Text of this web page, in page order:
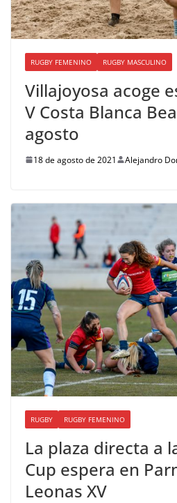
RUGBY FEMENINO RUGBY MASCULINO
Villajoyosa acoge
V Costa Blanca
agosto
18 de agosto de 2021 Alejandro
RUGBY RUGBY FEMENINO
La plaza directa a
Cup espera en
Leonas XV